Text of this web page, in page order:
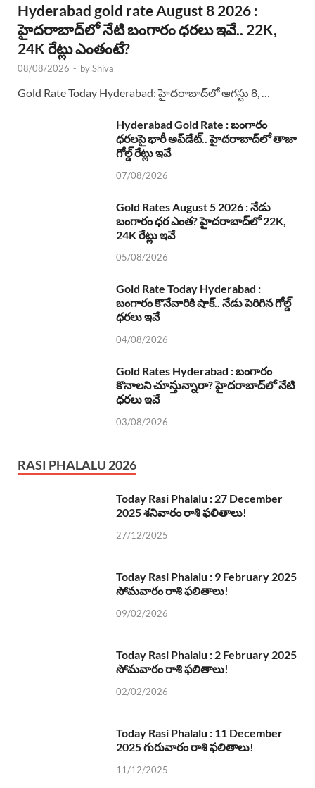
Hyderabad gold rate August 8 2026 :
హైదరాబాద్‌లో నేటి బంగారం ధరలు ఇవే.. 22K,
24K రేట్లు ఎంతంటే?
08/08/2026 - byShiva
Gold Rate Today Hyderabad: హైదరాబాద్‌లో ఆగస్టు 8, …
Hyderabad Gold Rate : బంగారం
ధరలపై భారీ అప్‌డేట్.. హైదరాబాద్‌లో తాజా
గోల్డ్ రేట్లు ఇవే
07/08/2026
Gold Rates August 5 2026 : నేడు
బంగారం ధర ఎంత? హైదరాబాద్‌లో 22K,
24K రేట్లు ఇవే
05/08/2026
Gold Rate Today Hyderabad :
బంగారం కొనేవారికి షాక్.. నేడు పెరిగిన గోల్డ్
ధరలు ఇవే
04/08/2026
Gold Rates Hyderabad : బంగారం
కొనాలని చూస్తున్నారా? హైదరాబాద్‌లో నేటి
ధరలు ఇవే
03/08/2026
RASI PHALALU 2026
Today Rasi Phalalu : 27 December
2025 శనివారం రాశి ఫలితాలు!
27/12/2025
Today Rasi Phalalu : 9 February 2025
సోమవారం రాశి ఫలితాలు!
09/02/2026
Today Rasi Phalalu : 2 February 2025
సోమవారం రాశి ఫలితాలు!
02/02/2026
Today Rasi Phalalu : 11 December
2025 గురువారం రాశి ఫలితాలు!
11/12/2025